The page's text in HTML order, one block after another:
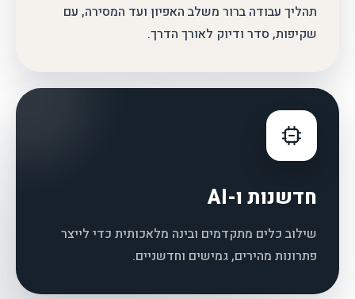
תהליך עבודה ברור משלב האפיון ועד המסירה, עם
שקיפות, סדר ודיוק לאורך הדרך.
חדשנות ו-AI
שילוב כלים מתקדמים ובינה מלאכותית כדי לייצר
פתרונות מהירים, גמישים וחדשניים.